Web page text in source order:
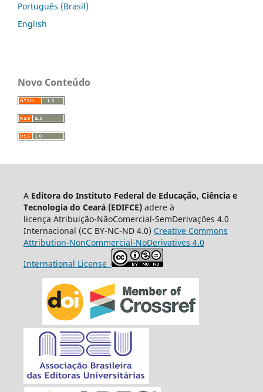
Português (Brasil)
English
Novo Conteúdo
A Editora do Instituto Federal de Educação, Ciência e
Tecnologia do Ceará (EDIFCE)adere à
licença Atribuição-NãoComercial-SemDerivações 4.0
Internacional (CC BY-NC-ND 4.0) Creative Commons
Attribution-NonCommercial-NoDerivatives 4.0
International License